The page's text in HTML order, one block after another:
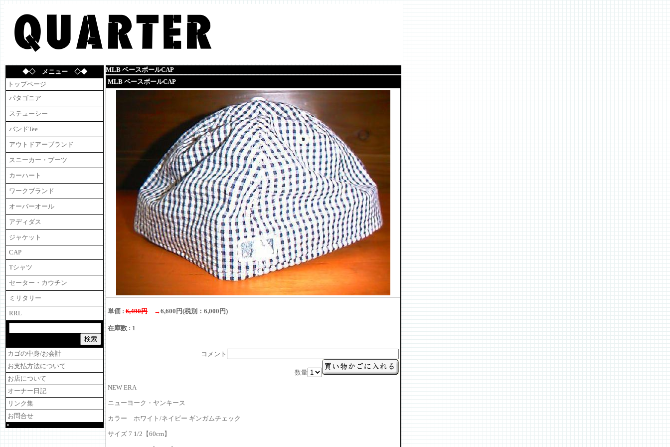
◆◇ メニュー ◇◆
トップページ
パタゴニア
ステューシー
バンドTee
アウトドアーブランド
スニーカー・ブーツ
カーハート
ワークブランド
オーバーオール
アディダス
ジャケット
CAP
Tシャツ
セーター・カウチン
ミリタリー
RRL
カゴの中身/お会計
お支払方法について
お店について
オーナー日記
リンク集
お問合せ
MLB ベースボールCAP
MLB ベースボールCAP
単価 : 6,490円 →6,600円(税別：6,000円)
在庫数 : 1
コメント
数量
NEW ERA
ニューヨーク・ヤンキース
カラー ホワイト/ネイビー ギンガムチェック
サイズ 7 1/2【60cm】